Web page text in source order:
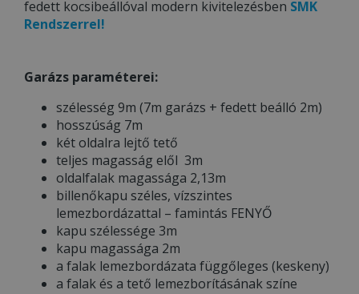
fedett kocsibeállóval modern kivitelezésben SMK
Rendszerrel!
Garázs paraméterei:
szélesség 9m (7m garázs + fedett beálló 2m)
hosszúság 7m
két oldalra lejtő tető
teljes magasság elől 3m
oldalfalak magassága 2,13m
billenőkapu széles, vízszintes
lemezbordázattal – famintás FENYŐ
kapu szélessége 3m
kapu magassága 2m
a falak lemezbordázata függőleges (keskeny)
a falak és a tető lemezborításának színe